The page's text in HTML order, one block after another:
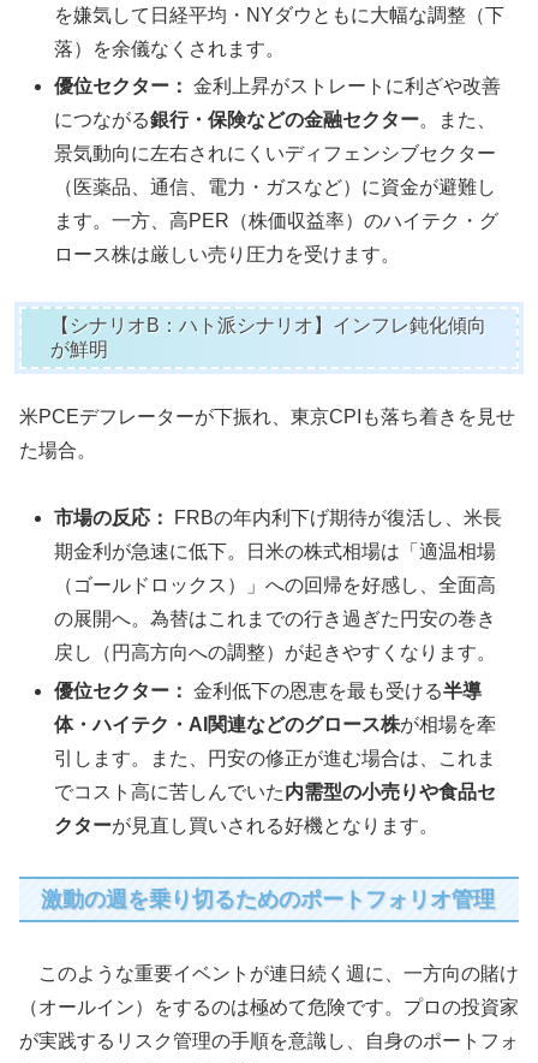
を嫌気して日経平均・NYダウともに大幅な調整（下
落）を余儀なくされます。
優位セクター： 金利上昇がストレートに利ざや改善
につながる銀行・保険などの金融セクター。また、
景気動向に左右されにくいディフェンシブセクター
（医薬品、通信、電力・ガスなど）に資金が避難し
ます。一方、高PER（株価収益率）のハイテク・グ
ロース株は厳しい売り圧力を受けます。
【シナリオB：ハト派シナリオ】インフレ鈍化傾向
が鮮明
米PCEデフレーターが下振れ、東京CPIも落ち着きを見せ
た場合。
市場の反応：
FRBの年内利下げ期待が復活し、米長
期金利が急速に低下。日米の株式相場は「適温相場
（ゴールドロックス）」への回帰を好感し、全面高
の展開へ。為替はこれまでの行き過ぎた円安の巻き
戻し（円高方向への調整）が起きやすくなります。
優位セクター： 金利低下の恩恵を最も受ける半導
体・ハイテク・AI関連などのグロース株が相場を牽
引します。また、円安の修正が進む場合は、これま
でコスト高に苦しんでいた内需型の小売りや食品セ
クターが見直し買いされる好機となります。
激動の週を乗り切るためのポートフォリオ管理
このような重要イベントが連日続く週に、一方向の賭け
（オールイン）をするのは極めて危険です。プロの投資家
が実践するリスク管理の手順を意識し、自身のポートフォ